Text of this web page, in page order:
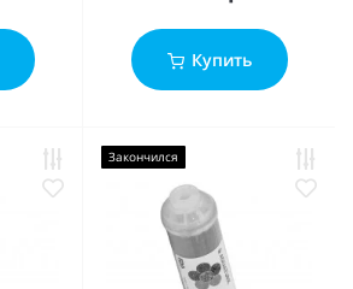
Купить
Закончился